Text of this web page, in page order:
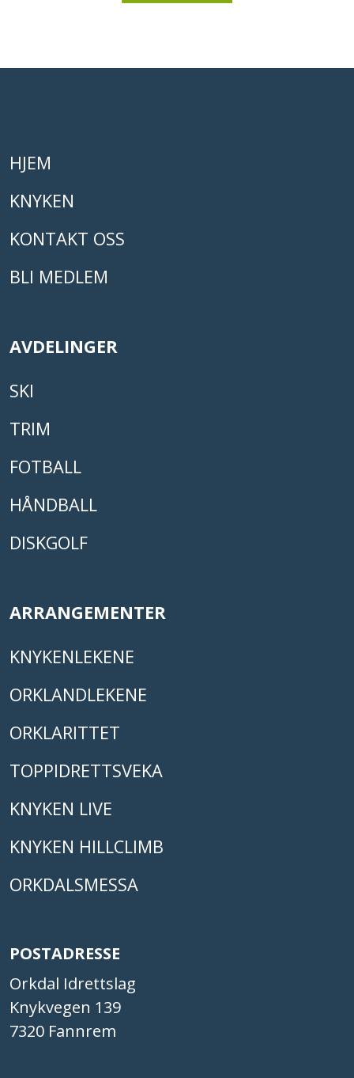
HJEM
KNYKEN
KONTAKT OSS
BLI MEDLEM
AVDELINGER
SKI
TRIM
FOTBALL
HÅNDBALL
DISKGOLF
ARRANGEMENTER
KNYKENLEKENE
ORKLANDLEKENE
ORKLARITTET
TOPPIDRETTSVEKA
KNYKEN LIVE
KNYKEN HILLCLIMB
ORKDALSMESSA
POSTADRESSE
Orkdal Idrettslag
Knykvegen 139
7320 Fannrem